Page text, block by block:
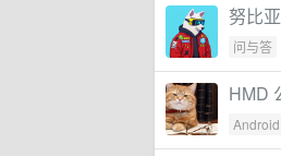
努比
问与答
HMD
Android